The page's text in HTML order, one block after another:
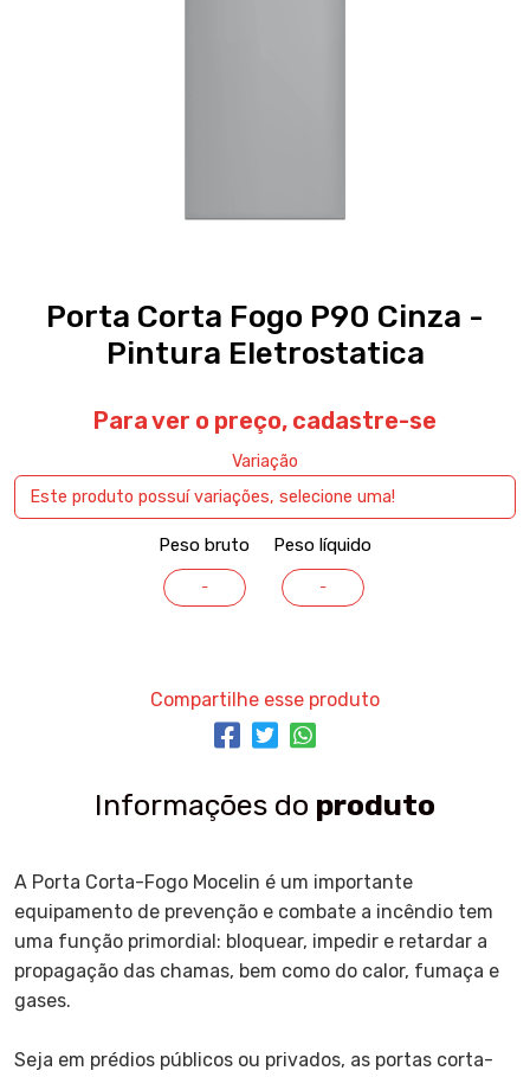
Porta Corta Fogo P90 Cinza -
Pintura Eletrostatica
Para ver o preço, cadastre-se
Variação
Peso bruto
-
Peso líquido
-
Compartilhe esse produto
Informações do produto
A Porta Corta-Fogo Mocelin é um importante
equipamento de prevenção e combate a incêndio tem
uma função primordial: bloquear, impedir e retardar a
propagação das chamas, bem como do calor, fumaça e
gases.
Seja em prédios públicos ou privados, as portas corta-